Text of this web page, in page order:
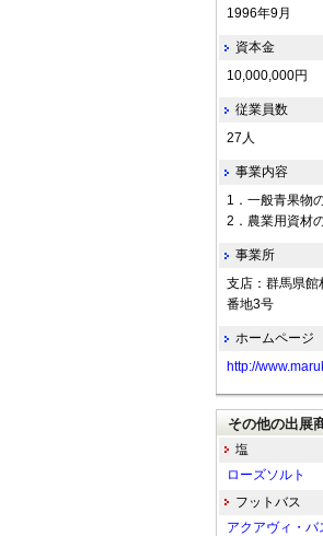
1996年9月
資本金
10,000,000円
従業員数
27人
事業内容
1．一般青果物
2．農業用資材
事業所
支店：群馬県
番地3号
ホームページ
http://
その他の出展
塩
ローズソルト
フットバス
アクアヴィ・バ